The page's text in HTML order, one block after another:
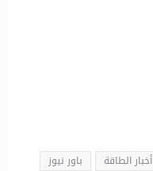
أخبار الطاقة
باور نيوز